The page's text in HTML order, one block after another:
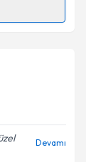
için bir
Devamı